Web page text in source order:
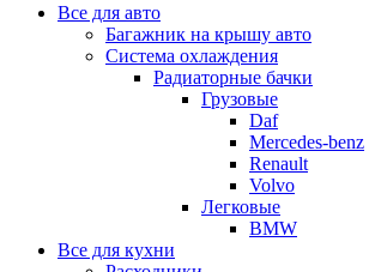
Все для авто
Багажник на крышу авто
Система охлаждения
Радиаторные бачки
Грузовые
Daf
Mercedes-benz
Renault
Volvo
Легковые
BMW
Все для кухни